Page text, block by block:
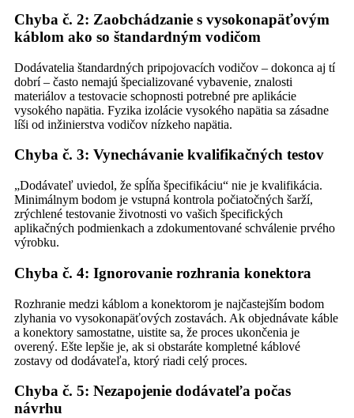
Chyba č. 2: Zaobchádzanie s vysokonapäťovým
káblom ako so štandardným vodičom
Dodávatelia štandardných pripojovacích vodičov – dokonca aj tí
dobrí – často nemajú špecializované vybavenie, znalosti
materiálov a testovacie schopnosti potrebné pre aplikácie
vysokého napätia. Fyzika izolácie vysokého napätia sa zásadne
líši od inžinierstva vodičov nízkeho napätia.
Chyba č. 3: Vynechávanie kvalifikačných testov
„Dodávateľ uviedol, že spĺňa špecifikáciu“ nie je kvalifikácia.
Minimálnym bodom je vstupná kontrola počiatočných šarží,
zrýchlené testovanie životnosti vo vašich špecifických
aplikačných podmienkach a zdokumentované schválenie prvého
výrobku.
Chyba č. 4: Ignorovanie rozhrania konektora
Rozhranie medzi káblom a konektorom je najčastejším bodom
zlyhania vo vysokonapäťových zostavách. Ak objednávate káble
a konektory samostatne, uistite sa, že proces ukončenia je
overený. Ešte lepšie je, ak si obstaráte kompletné káblové
zostavy od dodávateľa, ktorý riadi celý proces.
Chyba č. 5: Nezapojenie dodávateľa počas
návrhu